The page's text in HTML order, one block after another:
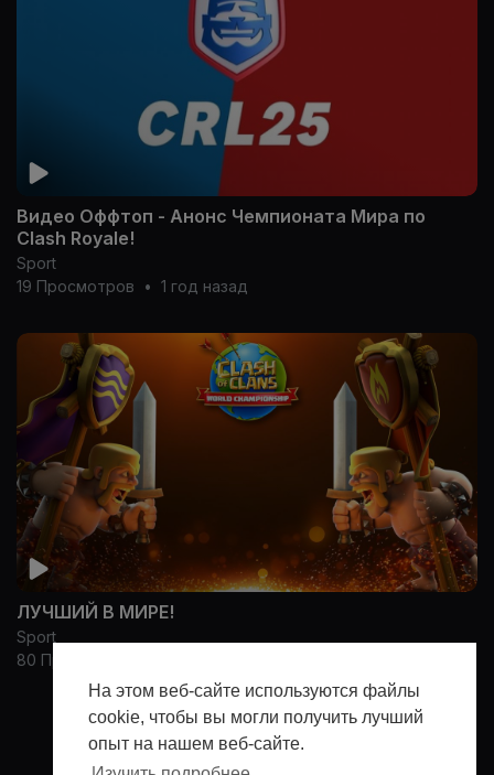
На этом веб-сайте используются файлы
cookie, чтобы вы могли получить лучший
опыт на нашем веб-сайте.
Видео Оффтоп - Анонс Чемпионата Мира по
Clash Royale!
Sport
19 Просмотров
• 1 год назад
ЛУЧШИЙ В МИРЕ!
Sport
80 Просмотров
Показать больше